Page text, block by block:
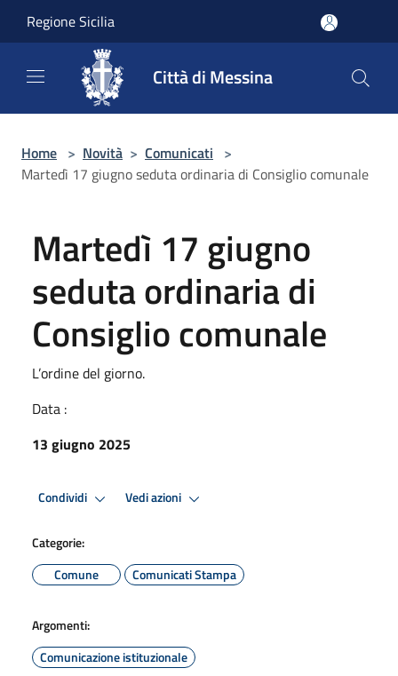
Regione Sicilia
Città di Messina
Home > Novità > Comunicati >
Martedì 17 giugno seduta ordinaria di Consiglio comunale
Martedì 17 giugno
seduta ordinaria di
Consiglio comunale
L’ordine del giorno.
Data :
13 giugno 2025
Condividi Vedi azioni
Categorie:
Comune
Comunicati Stampa
Argomenti:
Comunicazione istituzionale